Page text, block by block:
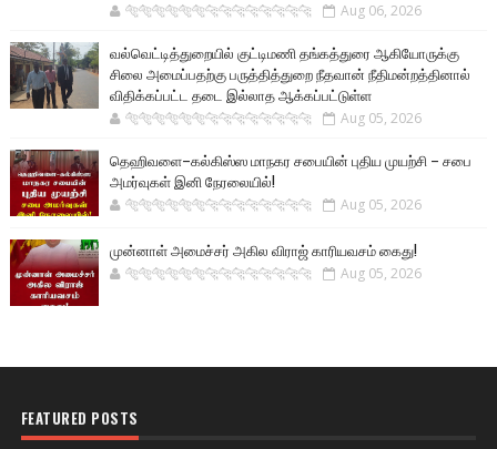
🐅🐅🐅🐅🐅🐅🐆🐆🐆🐆🐆🐆🐆🐆 Aug 06, 2026
வல்வெட்டித்துறையில் குட்டிமணி தங்கத்துரை ஆகியோருக்கு
சிலை அமைப்பதற்கு பருத்தித்துறை நீதவான் நீதிமன்றத்தினால்
விதிக்கப்பட்ட தடை இல்லாத ஆக்கப்பட்டுள்ள
🐅🐅🐅🐅🐅🐅🐆🐆🐆🐆🐆🐆🐆🐆 Aug 05, 2026
தெஹிவளை–கல்கிஸ்ஸ மாநகர சபையின் புதிய முயற்சி – சபை
அமர்வுகள் இனி நேரலையில்!
🐅🐅🐅🐅🐅🐅🐆🐆🐆🐆🐆🐆🐆🐆 Aug 05, 2026
முன்னாள் அமைச்சர் அகில விராஜ் காரியவசம் கைது!
🐅🐅🐅🐅🐅🐅🐆🐆🐆🐆🐆🐆🐆🐆 Aug 05, 2026
FEATURED POSTS